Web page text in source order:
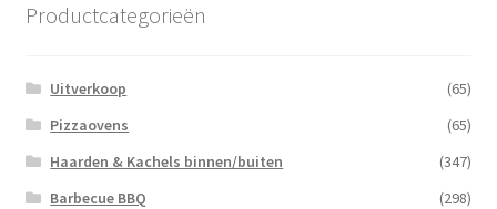
Productcategorieën
Uitverkoop
(65)
Pizzaovens
(65)
Haarden & Kachels binnen/buiten
(347)
Barbecue BBQ
(298)